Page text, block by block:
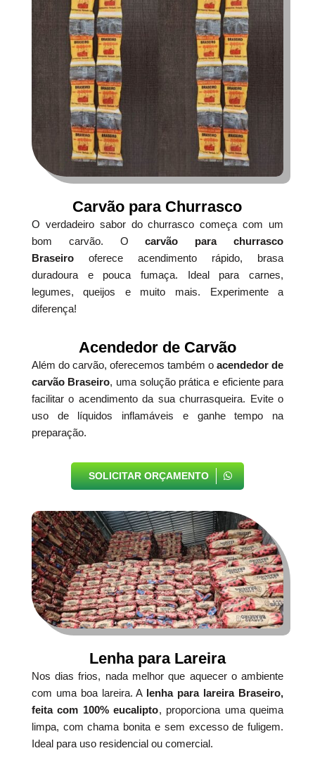
Carvão para Churrasco
O verdadeiro sabor do churrasco começa com um
bom carvão. Ocarvão para churrasco
Braseirooferece acendimento rápido, brasa
duradoura e pouca fumaça. Ideal para carnes,
legumes, queijos e muito mais. Experimente a
diferença!
Acendedor de Carvão
Além do carvão, oferecemos também oacendedor de
carvão Braseiro, uma solução prática e eficiente para
facilitar o acendimento da sua churrasqueira. Evite o
uso de líquidos inflamáveis e ganhe tempo na
preparação.
SOLICITAR ORÇAMENTO
Lenha para Lareira
Nos dias frios, nada melhor que aquecer o ambiente
com uma boa lareira. A lenha para lareira Braseiro,
feita com 100% eucalipto, proporciona uma queima
limpa, com chama bonita e sem excesso de fuligem.
Ideal para uso residencial ou comercial.